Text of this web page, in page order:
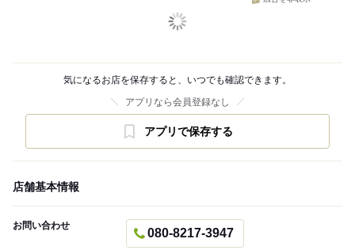
気になるお店を保存すると、いつでも確認できます。
アプリなら会員登録なし
アプリで保存する
店舗基本情報
お問い合わせ
080-8217-3947